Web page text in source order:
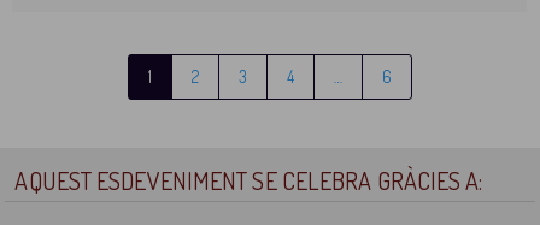
1 2 3 4 6
AQUEST ESDEVENIMENT SE CELEBRA GRÀCIES A: